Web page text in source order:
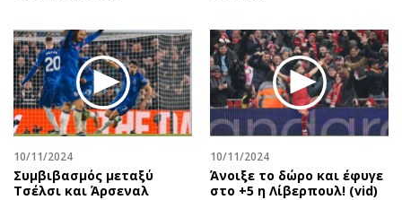
10/11/2024
Συμβιβασμός μεταξύ
Τσέλσι και Άρσεναλ
10/11/2024
Άνοιξε το δώρο και έφυγε
στο +5 η Λίβερπουλ! (vid)